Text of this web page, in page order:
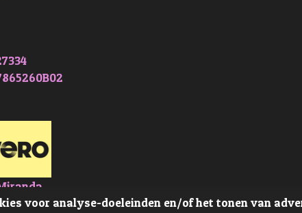
voor analyse-doeleinden en/of het tonen van